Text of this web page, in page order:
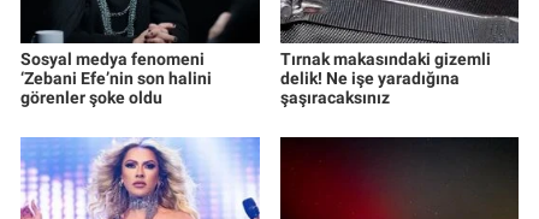
Sosyal medya fenomeni
‘Zebani Efe’nin son halini
görenler şoke oldu
Tırnak makasındaki gizemli
delik! Ne işe yaradığına
şaşıracaksınız